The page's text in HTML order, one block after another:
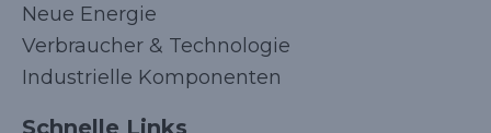
Neue Energie
Verbraucher & Technologie
Industrielle Komponenten
Schnelle Links